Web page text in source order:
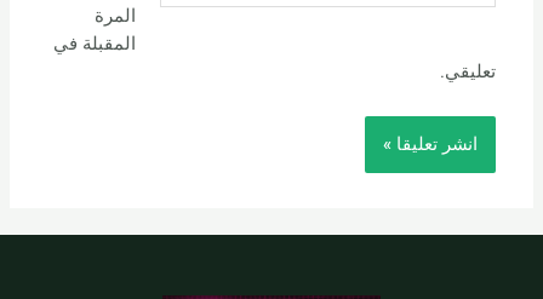
المرة
المقبلة في
تعليقي.